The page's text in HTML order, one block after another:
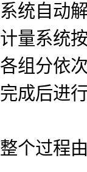
系统自动
计量系统
各组分依
完成后进
整个过程